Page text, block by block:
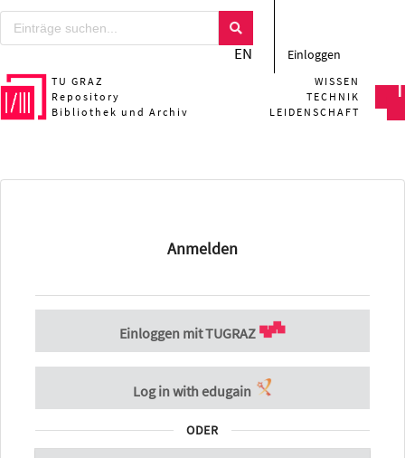
EN Einloggen
TU GRAZ
Repository
Bibliothek und Archiv
WISSEN
TECHNIK
LEIDENSCHAFT
Anmelden
Einloggen mit TUGRAZ
Log in with edugain
ODER